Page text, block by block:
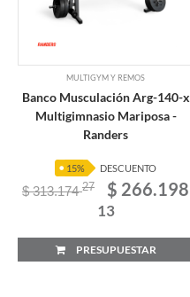
MULTIGYM Y REMOS
Banco Musculación Arg-140-x
Multigimnasio Mariposa -
Randers
15% DESCUENTO
$ 313.17427 $ 266.198
13
PRESUPUESTAR